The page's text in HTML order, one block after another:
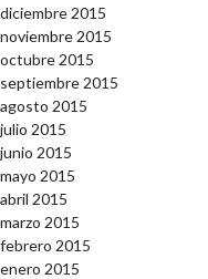
diciembre 2015
noviembre 2015
octubre 2015
septiembre 2015
agosto 2015
julio 2015
junio 2015
mayo 2015
abril 2015
marzo 2015
febrero 2015
enero 2015